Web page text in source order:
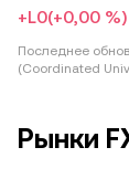
+L0(+0,00 %)
Последнее
(Coordinated
Рынки